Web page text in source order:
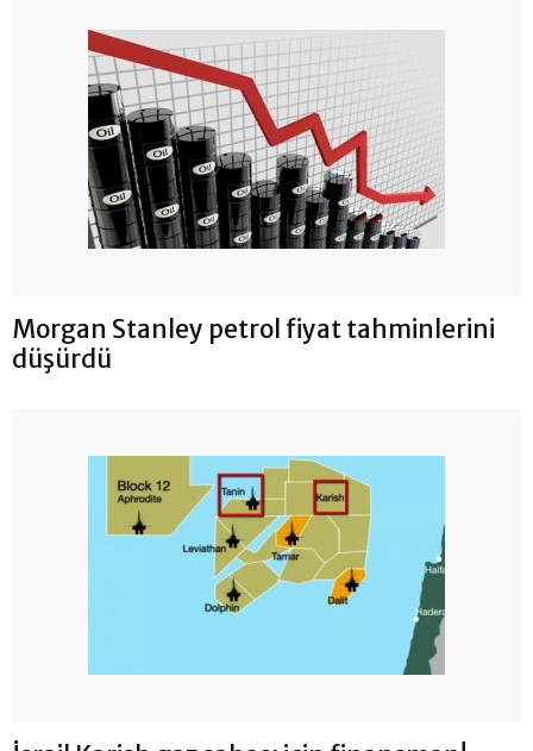
Morgan Stanley petrol fiyat tahminlerini
düşürdü